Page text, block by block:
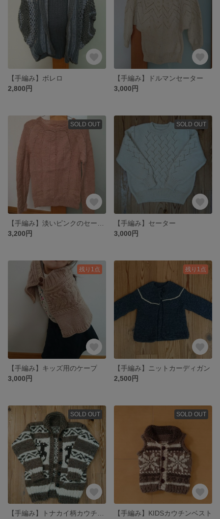
【手編み】ボレロ
2,800円
【手編み】ドルマンセーター
3,000円
SOLD OUT
3,200円
SOLD OUT
【手編み】セーター
3,000円
残り1点
【手編み】キッズ用のケープ
3,000円
残り1点
【手編み】ニットカーディガン
2,500円
SOLD OUT SOLD OUT
【手編み】KIDSカウチンベスト